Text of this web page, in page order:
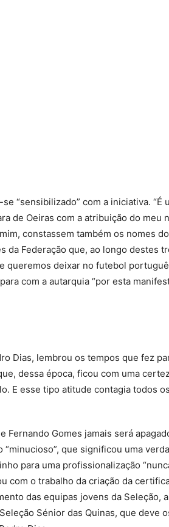
“sensibilizado” com a iniciativa. “É
de Oeiras com a atribuição do meu
constassem também os nomes
Federação que, ao longo destes
queremos deixar no futebol
com a autarquia “por esta
Dias, lembrou os tempos que fez
dessa época, ficou com uma
E esse tipo atitude contagia todos
Fernando Gomes jamais será
que significou uma
para uma profissionalização
com o trabalho da criação da
das equipas jovens da Seleção,
Sénior das Quinas, que deve